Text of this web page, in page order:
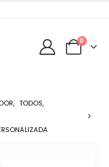
0
, TODOS,